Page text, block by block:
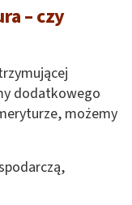
– czy
dodatkowego
możemy